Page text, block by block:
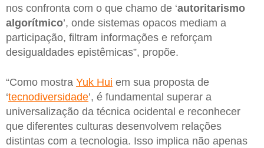
nos confronta com o que chamo de ‘autoritarismo
algorítmico’, onde sistemas opacos mediam a
participação, filtram informações e reforçam
desigualdades epistêmicas”, propõe.
“Como mostra Yuk Hui em sua proposta de
‘tecnodiversidade’, é fundamental superar a
universalização da técnica ocidental e reconhecer
que diferentes culturas desenvolvem relações
distintas com a tecnologia. Isso implica não apenas